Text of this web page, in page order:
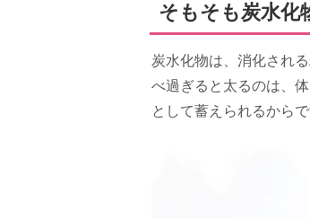
そもそも炭水化
炭水化物は、消化され
べ過ぎると太るのは、
として蓄えられるからで